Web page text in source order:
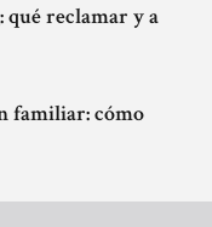
qué reclamar y a
familiar: cómo